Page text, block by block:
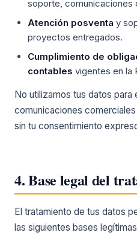
soporte, comunicaciones
Atención posventa y
proyectos entregados.
Cumplimiento de
contables vigentes en la
No utilizamos tus datos para
comunicaciones
sin tu consentimiento
4. Base legal del
El tratamiento de tus datos
las siguientes bases